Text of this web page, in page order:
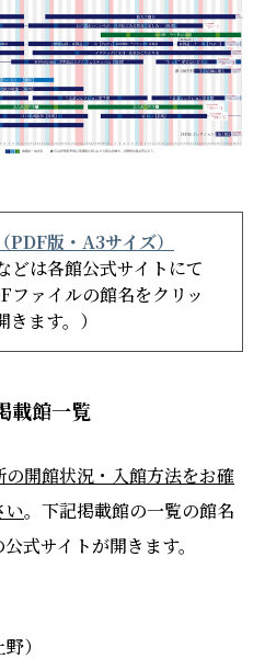
版・A3サイズ）
どは各館公式サイトにて
ファイルの館名をクリッ
ます。）
載館一覧
開館状況・入館方法をお確
い。下記掲載館の一覧の館名
式サイトが開きます。
）